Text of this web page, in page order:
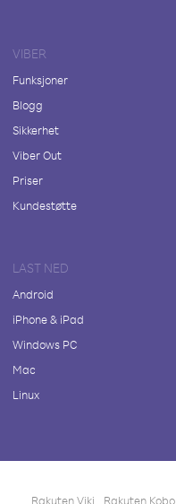
VIBER
Funksjoner
Blogg
Sikkerhet
Viber Out
Priser
Kundestøtte
LAST NED
Android
iPhone & iPad
Windows PC
Mac
Linux
Rakuten Viki Rakuten Kobo